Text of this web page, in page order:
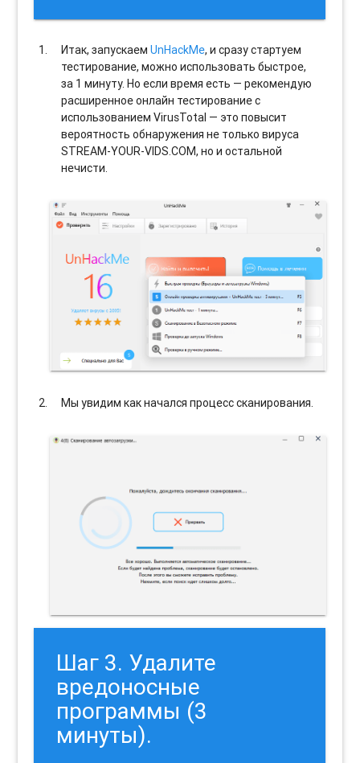
Итак, запускаемUnHackMe, и сразу стартуем
тестирование, можно использовать быстрое,
за 1 минуту. Но если время есть — рекомендую
расширенное онлайн тестирование с
использованием VirusTotal — это повысит
вероятность обнаружения не только вируса
STREAM-YOUR-VIDS.COM, но и остальной
нечисти.
Мы увидим как начался процесс сканирования.
Шаг 3. Удалите
вредоносные
программы (3
минуты).